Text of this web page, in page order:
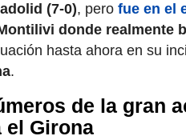
(7-0), pero fue en el
donde realmente
hasta ahora en su
.
de la gran
el Girona